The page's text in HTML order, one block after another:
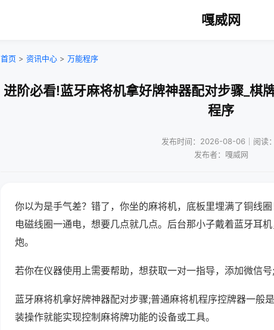
嘎威网
首页 > 资讯中心 > 万能程序
进阶必看!蓝牙麻将机拿好牌神器配对步骤_棋
程序
发布时间：2026-08-06｜阅读
发布者：嘎威网
你以为是手气差？错了，你坐的麻将机，底板里埋满了铜线
电磁线圈一通电，想要几点就几点。后台那小子戴着蓝牙耳
炮。
若你在仪器使用上需要帮助，想获取一对一指导，添加微信
蓝牙麻将机拿好牌神器配对步骤;普通麻将机程序控牌器一般
装操作就能实现控制麻将牌功能的设备或工具。